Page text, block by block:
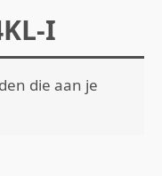
I
die aan je